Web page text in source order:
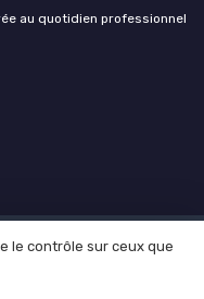
au quotidien professionnel
Agence OPEN
le contrôle sur ceux que